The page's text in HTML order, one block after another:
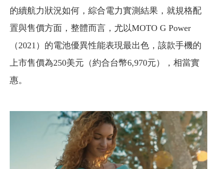
的續航力狀況如何，綜合電力實測結果，就規格配
置與售價方面，整體而言，尤以MOTO G Power
（2021）的電池優異性能表現最出色，該款手機的
上市售價為250美元（約合台幣6,970元），相當實
惠。